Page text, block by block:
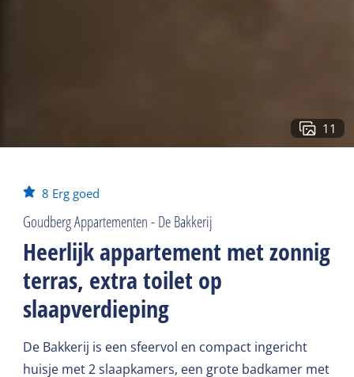
11
8 Erg goed
Goudberg Appartementen - De Bakkerij
Heerlijk appartement met zonnig
terras, extra toilet op
slaapverdieping
De Bakkerij is een sfeervol en compact ingericht
huisje met 2 slaapkamers, een grote badkamer met